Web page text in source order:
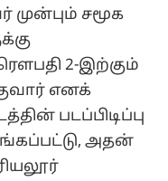
முன்பும் சமூக
2-இற்கும்
எனக்
படப்பிடிப்பு
அதன்